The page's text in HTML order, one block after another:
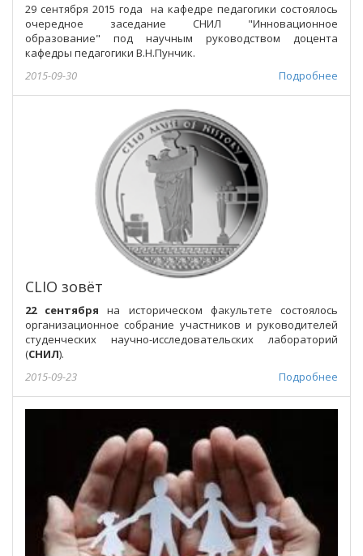
29 сентября 2015 года на кафедре педагогики состоялось
очередное заседание СНИЛ "Инновационное
образование" под научным руководством доцента
кафедры педагогики В.Н.Пунчик.
Подробнее
2015-09-30
CLIO зовёт
22 сентября на историческом факультете состоялось
организационное собрание участников и руководителей
студенческих научно-исследовательских лабораторий
(СНИЛ).
Подробнее
2015-09-23